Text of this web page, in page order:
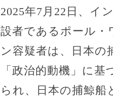
2025年7月22日、イ
設者であるポール・
ン容疑者は、日本
「政治的動機」に
られ、日本の捕鯨船